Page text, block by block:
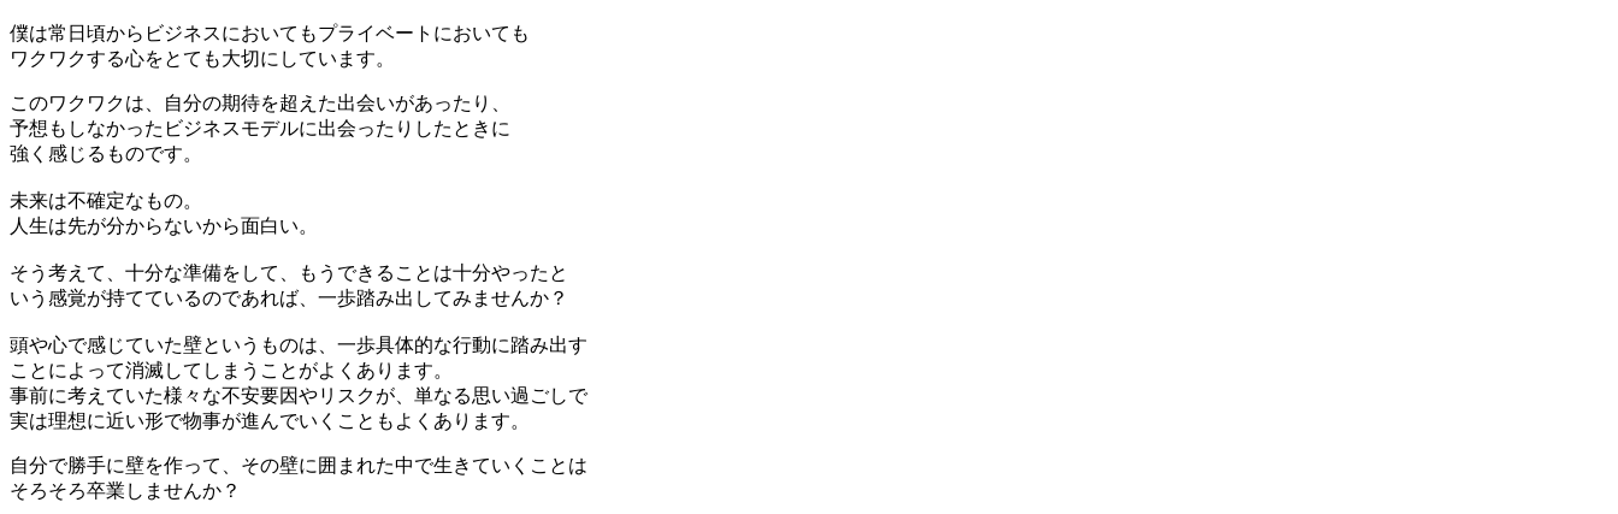
僕は常日頃からビジネスにおいてもプライベートにおいても
ワクワクする心をとても大切にしています。
このワクワクは、自分の期待を超えた出会いがあったり、
予想もしなかったビジネスモデルに出会ったりしたときに
強く感じるものです。
未来は不確定なもの。
人生は先が分からないから面白い。
そう考えて、十分な準備をして、もうできることは十分やったと
いう感覚が持てているのであれば、一歩踏み出してみませんか？
頭や心で感じていた壁というものは、一歩具体的な行動に踏み出す
ことによって消滅してしまうことがよくあります。
事前に考えていた様々な不安要因やリスクが、単なる思い過ごしで
実は理想に近い形で物事が進んでいくこともよくあります。
自分で勝手に壁を作って、その壁に囲まれた中で生きていくことは
そろそろ卒業しませんか？